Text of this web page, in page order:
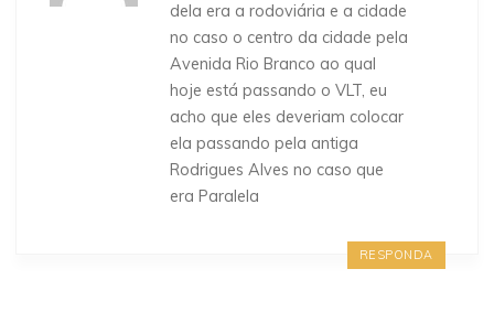
dela era a rodoviária e a cidade
no caso o centro da cidade pela
Avenida Rio Branco ao qual
hoje está passando o VLT, eu
acho que eles deveriam colocar
ela passando pela antiga
Rodrigues Alves no caso que
era Paralela
RESPONDA